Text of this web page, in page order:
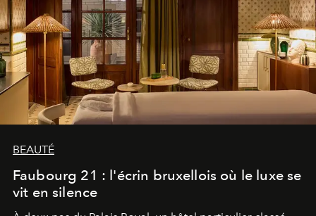
BEAUTÉ
Faubourg 21 : l'écrin bruxellois où le luxe se
vit en silence